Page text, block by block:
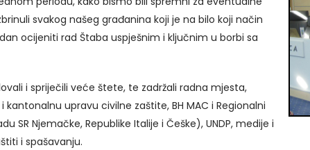
svakog našeg građanina koji je na bilo koji način
ocijeniti rad Štaba uspješnim i ključnim u borbi sa
i spriječili veće štete, te zadržali radna mjesta,
kantonalnu upravu civilne zaštite, BH MAC i Regionalni
SR Njemačke, Republike Italije i Češke), UNDP, medije i
i spašavanju.